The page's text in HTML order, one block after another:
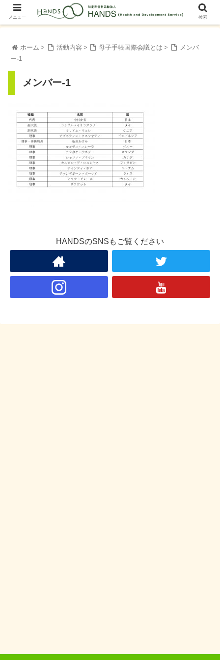
ホーム 活動内容 母子手帳国際会議とは
メンバ
ー-1
メンバー-1
HANDSのSNSもご覧ください
メニュー 検索